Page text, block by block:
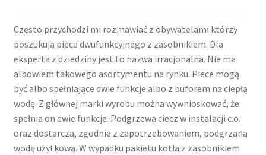
Często przychodzi mi rozmawiać z obywatelami którzy
poszukują pieca dwufunkcyjnego z zasobnikiem. Dla
eksperta z dziedziny jest to nazwa irracjonalna. Nie ma
albowiem takowego asortymentu na rynku. Piece mogą
być albo spełniające dwie funkcje albo z buforem na ciepłą
wodę. Z głównej marki wyrobu można wywnioskować, że
spełnia on dwie funkcje. Podgrzewa ciecz w instalacji c.o.
oraz dostarcza, zgodnie z zapotrzebowaniem, podgrzaną
wodę użytkową. W wypadku pakietu kotła z zasobnikiem